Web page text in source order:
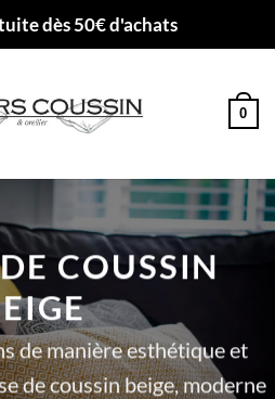
dès 50€ d'achats
0
COUSSIN
de manière esthétique et
de coussin beige, moderne